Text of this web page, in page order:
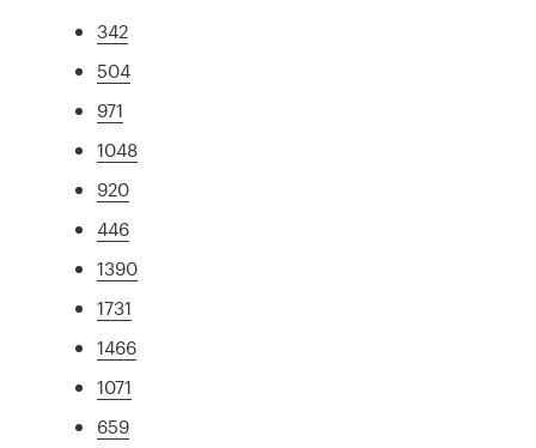
342
504
971
1048
920
446
1390
1731
1466
1071
659